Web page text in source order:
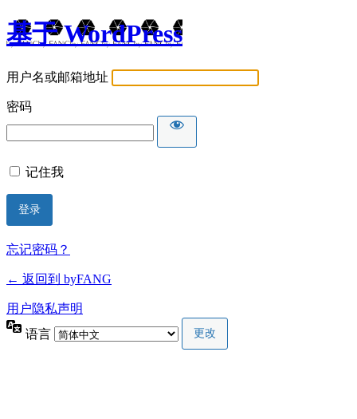
基于 WordPress
用户名或邮箱地址
密码
记住我
忘记密码？
← 返回到 byFANG
用户隐私声明
语言